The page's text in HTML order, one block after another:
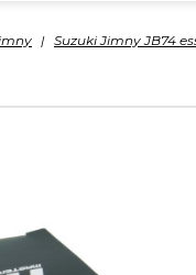
Suzuki Jimny JB74